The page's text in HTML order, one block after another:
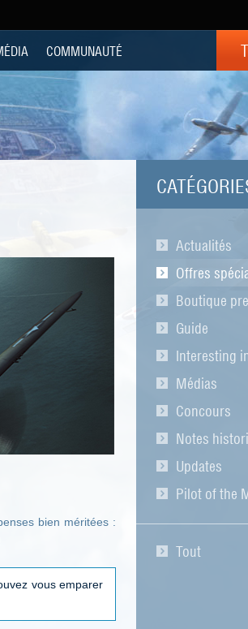
COMMUNAUTÉ
Actualités
Offres
Boutique
Guide
Interesting
Médias
Concours
Notes
Updates
Pilot of the
Tout
bien méritées :
vous emparer